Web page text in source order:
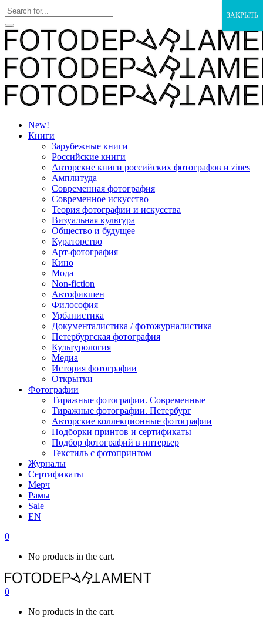
New!
Книги
Зарубежные книги
Российские книги
Авторские книги российских фотографов и zines
Амплитуда
Современная фотография
Современное искусство
Теория фотографии и искусства
Визуальная культура
Общество и будущее
Кураторство
Арт-фотография
Кино
Мода
Non-fiction
Автофикшен
Философия
Урбанистика
Документалистика / фотожурналистика
Петербургская фотография
Культурология
Медиа
История фотографии
Открытки
Фотографии
Тиражные фотографии. Современные
Тиражные фотографии. Петербург
Авторские коллекционные фотографии
Подборки принтов и сертификаты
Подбор фотографий в интерьер
Текстиль с фотопринтом
Журналы
Сертификаты
Мерч
Рамы
Sale
EN
0
No products in the cart.
0
No products in the cart.
ЗАКРЫТЬ